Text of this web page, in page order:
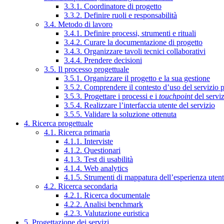
3.3.1. Coordinatore di progetto
3.3.2. Definire ruoli e responsabilità
3.4. Metodo di lavoro
3.4.1. Definire processi, strumenti e rituali
3.4.2. Curare la documentazione di progetto
3.4.3. Organizzare tavoli tecnici collaborativi
3.4.4. Prendere decisioni
3.5. Il processo progettuale
3.5.1. Organizzare il progetto e la sua gestione
3.5.2. Comprendere il contesto d’uso del servizio
3.5.3. Progettare i processi e i touchpointdel
3.5.4. Realizzare l’interfaccia utente del servizio
3.5.5. Validare la soluzione ottenuta
4. Ricerca progettuale
4.1. Ricerca primaria
4.1.1. Interviste
4.1.2. Questionari
4.1.3. Test di usabilità
4.1.4. Web analytics
4.1.5. Strumenti di mappatura dell’esperienza
4.2. Ricerca secondaria
4.2.1. Ricerca documentale
4.2.2. Analisi benchmark
4.2.3. Valutazione euristica
5. Progettazione dei servizi